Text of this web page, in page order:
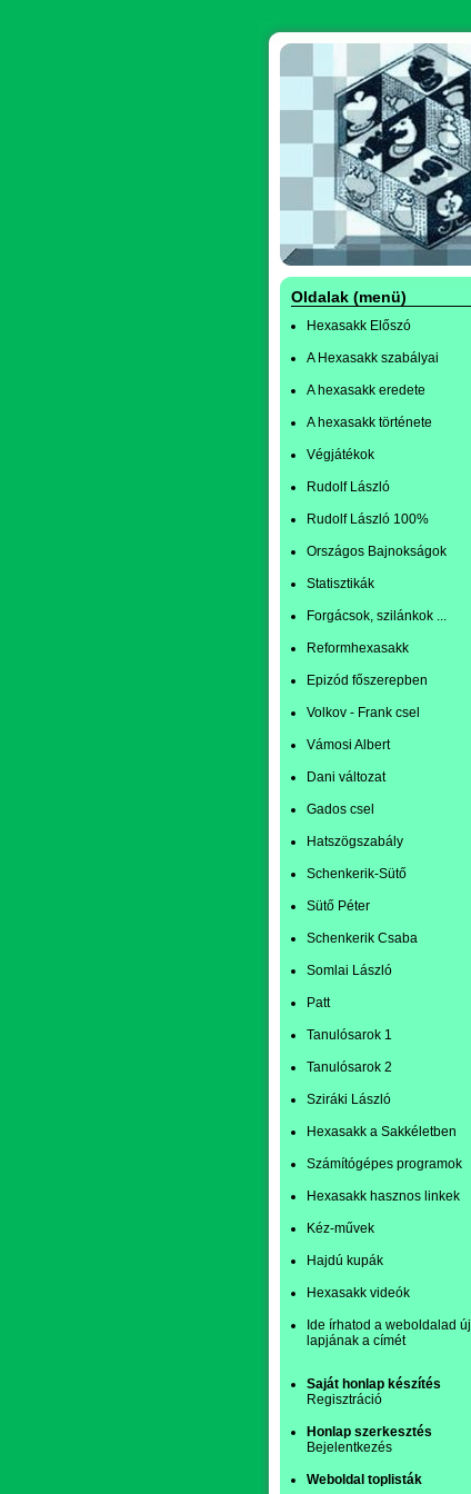
Oldalak (menü)
Hexasakk Előszó
A Hexasakk szabályai
A hexasakk eredete
A hexasakk története
Végjátékok
Rudolf László
Rudolf László 100%
Országos Bajnokságok
Statisztikák
Forgácsok, szilánkok ...
Reformhexasakk
Epizód főszerepben
Volkov - Frank csel
Vámosi Albert
Dani változat
Gados csel
Hatszögszabály
Schenkerik-Sütő
Sütő Péter
Schenkerik Csaba
Somlai László
Patt
Tanulósarok 1
Tanulósarok 2
Sziráki László
Hexasakk a Sakkéletben
Számítógépes programok
Hexasakk hasznos linkek
Kéz-művek
Hajdú kupák
Hexasakk videók
Ide írhatod a weboldalad új
lapjának a címét
Saját honlap készítés
Regisztráció
Honlap szerkesztés
Bejelentkezés
Weboldal toplisták